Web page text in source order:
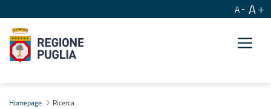
A A
Homepage Ricerca